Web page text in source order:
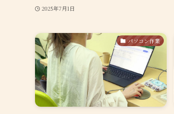
2025年7月1日
パソコン作業